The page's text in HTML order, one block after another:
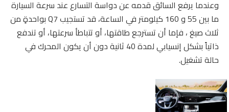
وعندما يرفع السائق قدمه عن دواسة التسارع عند سرعة السيارة
ما بين 55 و 160 كيلومتر في الساعة، قد تستجيب Q7 بواحدةٍ من
ثلاث صيغ ، فإما أن تسترجع طاقتها، أو تتباطأ سرعتها، أو تندفع
ذاتياً بشكل إنسيابي لمدة 40 ثانية دون أن يكون المحرك في
حالة تشغيل.